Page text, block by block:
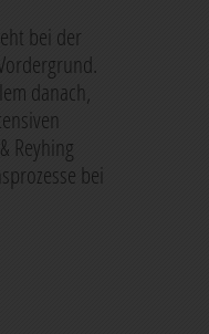
bei der
danach,
Reyhing
bei